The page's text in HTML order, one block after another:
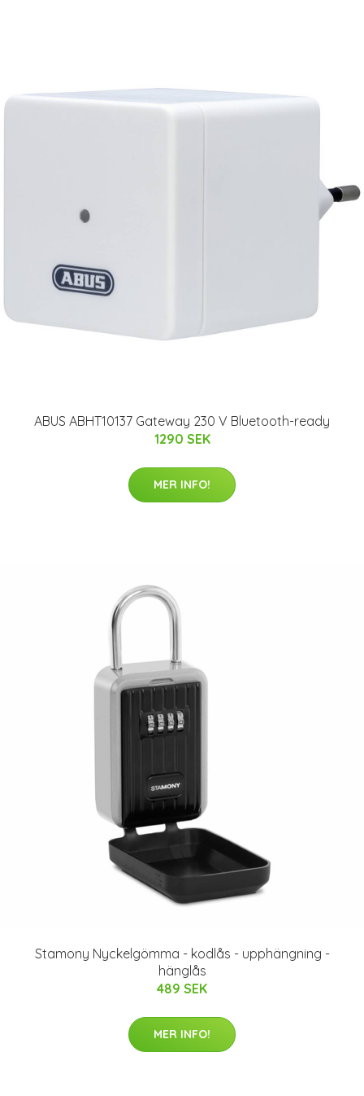
ABUS ABHT10137 Gateway 230 V Bluetooth-ready
1290 SEK
MER INFO!
Stamony Nyckelgömma - kodlås - upphängning -
hänglås
489 SEK
MER INFO!